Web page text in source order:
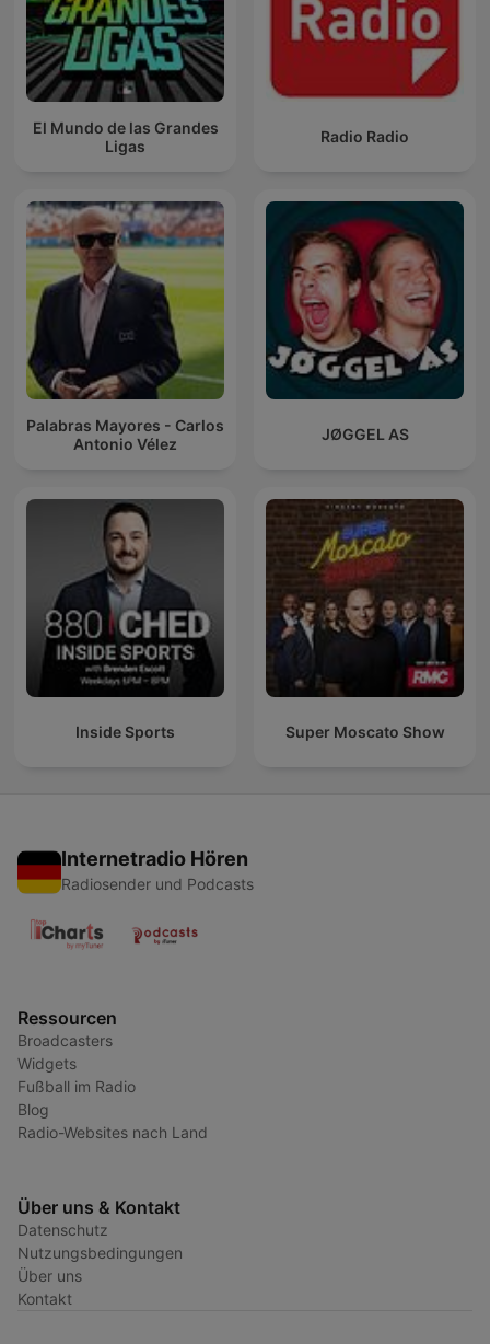
El Mundo de las Grandes
Ligas
Radio Radio
Palabras Mayores - Carlos
Antonio Vélez
JØGGEL AS
Inside Sports Super Moscato Show
Internetradio Hören
Radiosender und Podcasts
Ressourcen
Broadcasters
Widgets
Fußball im Radio
Blog
Radio-Websites nach Land
Über uns & Kontakt
Datenschutz
Nutzungsbedingungen
Über uns
Kontakt